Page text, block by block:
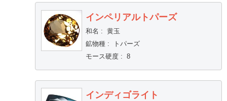
インペリアルトパーズ
和名 : 黄玉
鉱物種:
トパーズ
モース硬度: 8
インディゴライト